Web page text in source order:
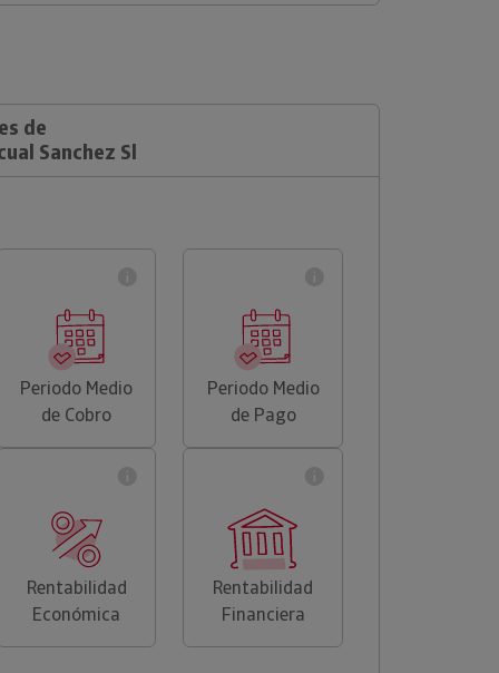
de
Sanchez Sl
Periodo Medio
de Cobro
Periodo Medio
de Pago
Rentabilidad
Económica
Rentabilidad
Financiera